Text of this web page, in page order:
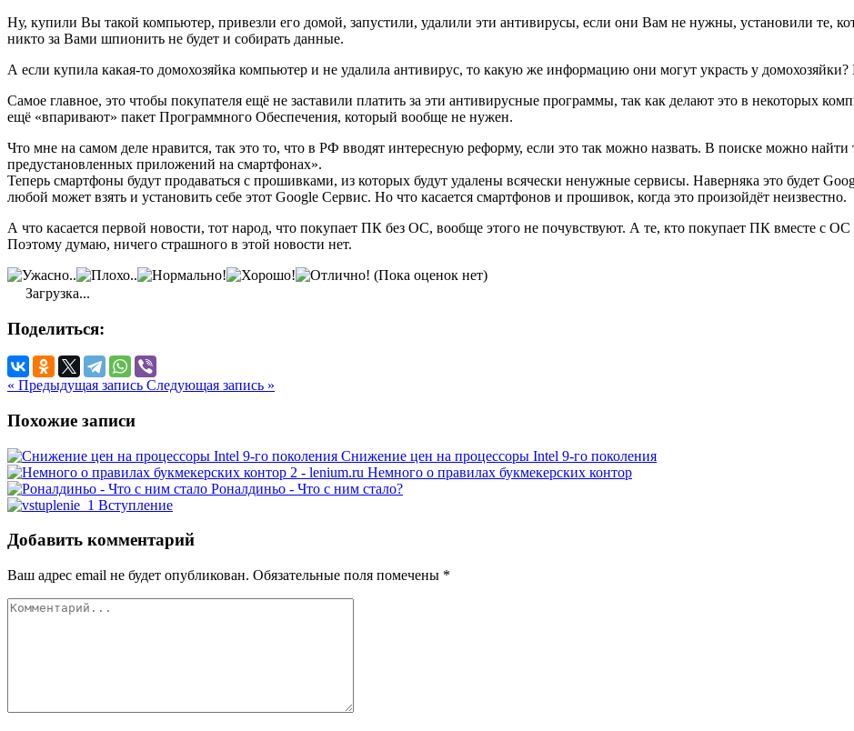
Ну, купили Вы такой компьютер, привезли его домой, запустили, удалили эти антивирусы, если они Вам не нужны, установили те,
никто за Вами шпионить не будет и собирать данные.
А если купила какая-то домохозяйка компьютер и не удалила антивирус, то какую же информацию они могут украсть у домохозяйки?
Самое главное, это чтобы покупателя ещё не заставили платить за эти антивирусные программы, так как делают это в некоторых
ещё «впаривают» пакет Программного Обеспечения, который вообще не нужен.
Что мне на самом деле нравится, так это то, что в РФ вводят интересную реформу, если это так можно назвать. В поиске можно найти
предустановленных приложений на смартфонах».
Теперь смартфоны будут продаваться с прошивками, из которых будут удалены всячески ненужные сервисы. Наверняка это будет
любой может взять и установить себе этот Google Сервис. Но что касается смартфонов и прошивок, когда это произойдёт неизвестно.
А что касается первой новости, тот народ, что покупает ПК без ОС, вообще этого не почувствуют. А те, кто покупает ПК вместе с ОС
Поэтому думаю, ничего страшного в этой новости нет.
(Пока оценок нет)
Загрузка...
Поделиться:
« Предыдущая запись Следующая запись »
Похожие записи
Снижение цен на процессоры Intel 9-го поколения
Немного о правилах букмекерских контор
Роналдиньо - Что с ним стало?
Вступление
Добавить комментарий
Ваш адрес email не будет опубликован. Обязательные поля помечены *